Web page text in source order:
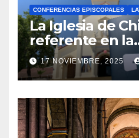
CONFERENCIAS EPISCOPALES
La Iglesia de
referente en la
gracias a
17 NOVIEMBRE, 2025